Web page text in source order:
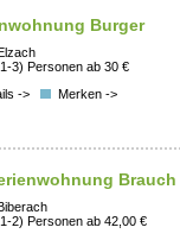
Burger
3) Personen ab 30 €
->
Merken ->
Brauch
2) Personen ab 42,00 €